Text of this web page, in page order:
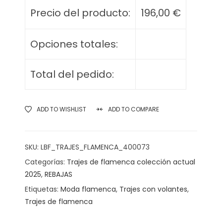
Precio del producto: 196,00 €
Opciones totales:
Total del pedido:
ADD TO WISHLIST ADD TO COMPARE
SKU: LBF_TRAJES_FLAMENCA_400073
Categorías: Trajes de flamenca colección actual
2025, REBAJAS
Etiquetas: Moda flamenca, Trajes con volantes,
Trajes de flamenca